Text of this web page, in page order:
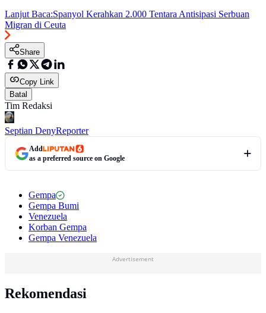
Lanjut Baca:Spanyol Kerahkan 2.000 Tentara Antisipasi Serbuan
Migran di Ceuta
Share
Copy Link
Batal
Tim Redaksi
Septian DenyReporter
Add
as a preferred source on Google
Gempa
Gempa Bumi
Venezuela
Korban Gempa
Gempa Venezuela
Advertisement
Rekomendasi